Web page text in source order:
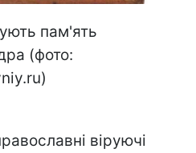
пам'ять
(фото:
віруючі